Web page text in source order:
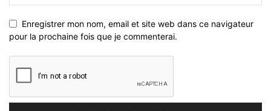
Enregistrer mon nom, email et site web dans ce navigateur
pour la prochaine fois que je commenterai.